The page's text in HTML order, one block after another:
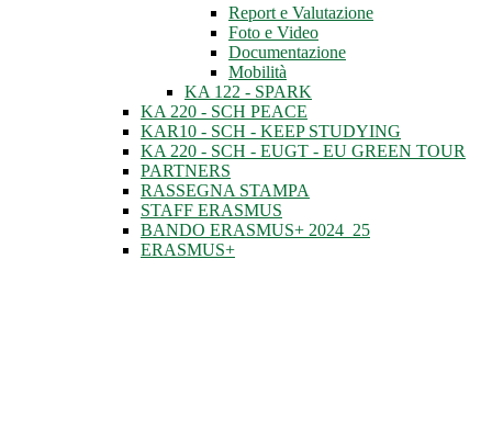
Report e Valutazione
Foto e Video
Documentazione
Mobilità
KA 122 - SPARK
KA 220 - SCH PEACE
KAR10 - SCH - KEEP STUDYING
KA 220 - SCH - EUGT - EU GREEN TOUR
PARTNERS
RASSEGNA STAMPA
STAFF ERASMUS
BANDO ERASMUS+ 2024_25
ERASMUS+